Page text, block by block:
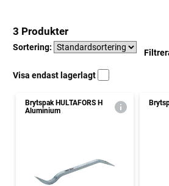
3 Produkter
Sortering:
Visa endast lagerlagt
Brytspak HULTAFORS H
Aluminium